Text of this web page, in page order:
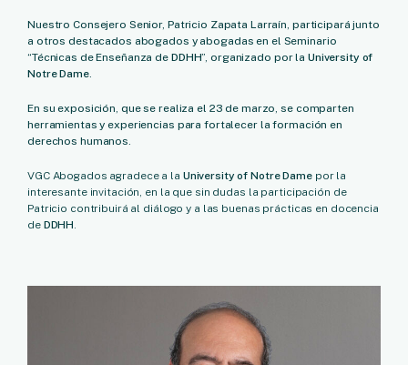
Nuestro Consejero Senior, Patricio Zapata Larraín, participará junto
a otros destacados abogados y abogadas en el Seminario
“Técnicas de Enseñanza de DDHH”, organizado por la University of
Notre Dame.
En su exposición, que se realiza el 23 de marzo, se comparten
herramientas y experiencias para fortalecer la formación en
derechos humanos.
VGC Abogados agradece a la University of Notre Damepor la
interesante invitación, en la que sin dudas la participación de
Patricio contribuirá al diálogo y a las buenas prácticas en docencia
de DDHH.